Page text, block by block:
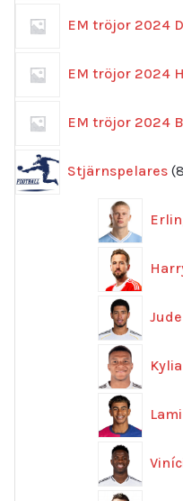
EM tröjor 2024
EM tröjor 2024
EM tröjor 2024
Stjärnspelares